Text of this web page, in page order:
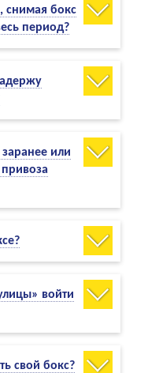
снимая бокс
период?
или
войти
свой бокс?